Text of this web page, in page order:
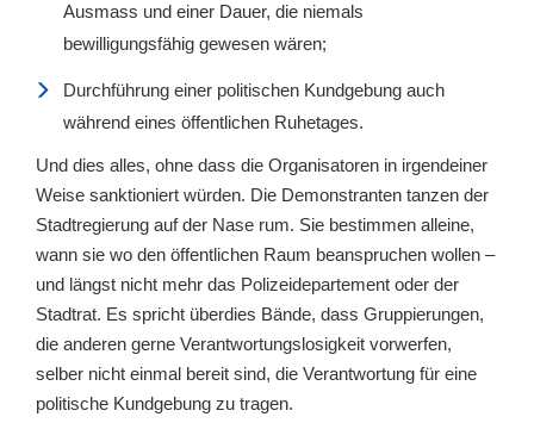
Ausmass und einer Dauer, die niemals
bewilligungsfähig gewesen wären;
Durchführung einer politischen Kundgebung auch
während eines öffentlichen Ruhetages.
Und dies alles, ohne dass die Organisatoren in irgendeiner
Weise sanktioniert würden. Die Demonstranten tanzen der
Stadtregierung auf der Nase rum. Sie bestimmen alleine,
wann sie wo den öffentlichen Raum beanspruchen wollen –
und längst nicht mehr das Polizeidepartement oder der
Stadtrat. Es spricht überdies Bände, dass Gruppierungen,
die anderen gerne Verantwortungslosigkeit vorwerfen,
selber nicht einmal bereit sind, die Verantwortung für eine
politische Kundgebung zu tragen.